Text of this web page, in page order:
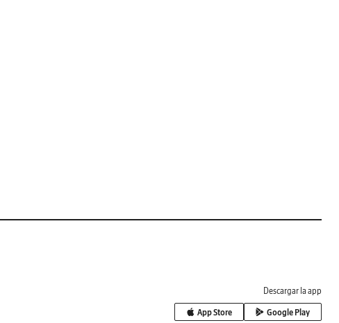
Descargar la app
App Store Google Play